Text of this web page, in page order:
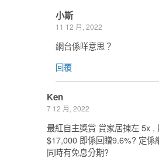
小斯
11 12 月, 2022
網台係咩意思？
回覆
Ken
7 12 月, 2022
最紅自主獎賞 賞家居揀左 5x ,
$17,000 即係回贈9.6%? 定係
同時有免息分期?